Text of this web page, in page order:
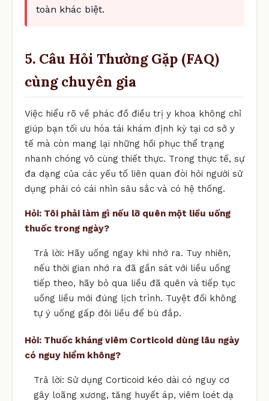
toàn khác biệt.
5. Câu Hỏi Thường Gặp (FAQ)
cùng chuyên gia
Việc hiểu rõ về phác đồ điều trị y khoa không chỉ
giúp bạn tối ưu hóa tái khám định kỳ tại cơ sở y
tế mà còn mang lại những hồi phục thể trạng
nhanh chóng vô cùng thiết thực. Trong thực tế, sự
đa dạng của các yếu tố liên quan đòi hỏi người sử
dụng phải có cái nhìn sâu sắc và có hệ thống.
Hỏi: Tôi phải làm gì nếu lỡ quên một liều uống
thuốc trong ngày?
Trả lời: Hãy uống ngay khi nhớ ra. Tuy nhiên,
nếu thời gian nhớ ra đã gần sát với liều uống
tiếp theo, hãy bỏ qua liều đã quên và tiếp tục
uống liều mới đúng lịch trình. Tuyệt đối không
tự ý uống gấp đôi liều để bù đắp.
Hỏi: Thuốc kháng viêm Corticoid dùng lâu ngày
có nguy hiểm không?
Trả lời: Sử dụng Corticoid kéo dài có nguy cơ
gây loãng xương, tăng huyết áp, viêm loét dạ